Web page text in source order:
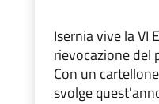
Isernia vive la VI
rievocazione del
Con un
svolge